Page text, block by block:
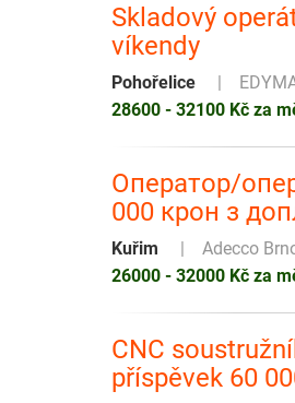
Skladový
víkendy
Pohořelice
28600 - 32100 Kč za
Оператор/
000 крон з
Kuřim
Adecco
26000 - 32000 Kč za
CNC
příspěvek 60